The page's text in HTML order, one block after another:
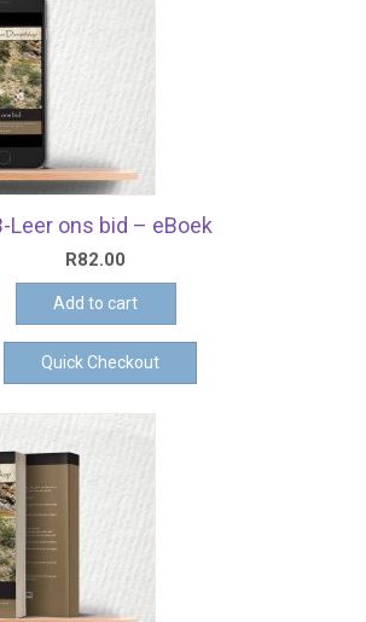
Leer ons bid – eBoek
R82.00
Add to cart
Quick Checkout